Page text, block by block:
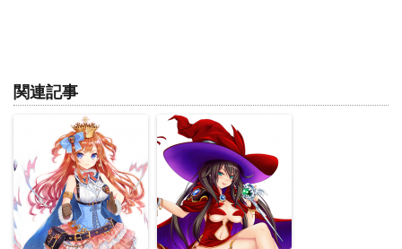
関連記事